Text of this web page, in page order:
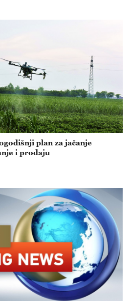
plan za jačanje
i prodaju